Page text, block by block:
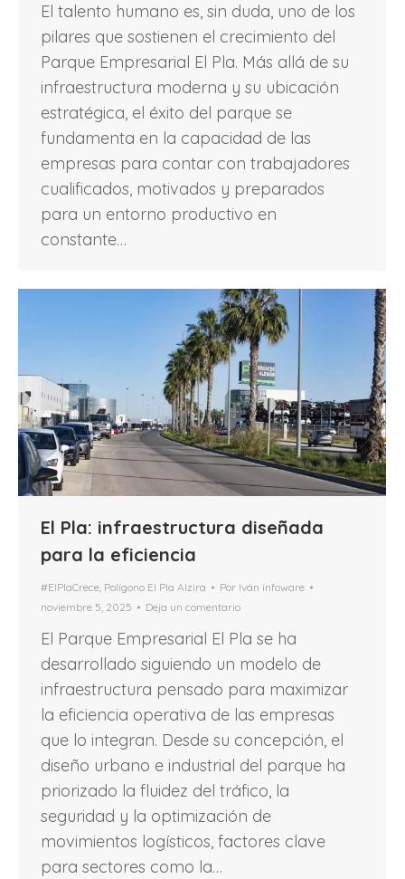
El talento humano es, sin duda, uno de los
pilares que sostienen el crecimiento del
Parque Empresarial El Pla. Más allá de su
infraestructura moderna y su ubicación
estratégica, el éxito del parque se
fundamenta en la capacidad de las
empresas para contar con trabajadores
cualificados, motivados y preparados
para un entorno productivo en
constante…
El Pla: infraestructura diseñada
para la eficiencia
#ElPlaCrece, Polígono El Pla Alzira Por Iván infoware
noviembre 5, 2025
Deja un comentario
El Parque Empresarial El Pla se ha
desarrollado siguiendo un modelo de
infraestructura pensado para maximizar
la eficiencia operativa de las empresas
que lo integran. Desde su concepción, el
diseño urbano e industrial del parque ha
priorizado la fluidez del tráfico, la
seguridad y la optimización de
movimientos logísticos, factores clave
para sectores como la…